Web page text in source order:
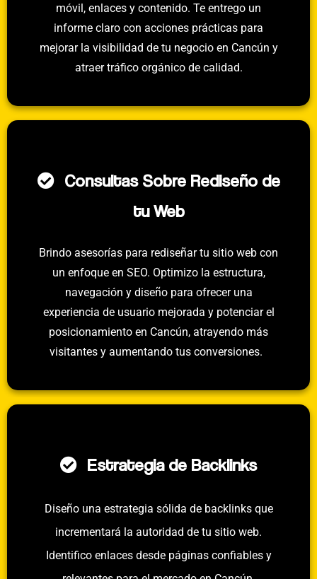
móvil, enlaces y contenido. Te entrego un
informe claro con acciones prácticas para
mejorar la visibilidad de tu negocio en Cancún y
atraer tráfico orgánico de calidad.
Consultas Sobre Rediseño de
tu Web
Brindo asesorías para rediseñar tu sitio web con
un enfoque en SEO. Optimizo la estructura,
navegación y diseño para ofrecer una
experiencia de usuario mejorada y potenciar el
posicionamiento en Cancún, atrayendo más
visitantes y aumentando tus conversiones.
Estrategia de Backlinks
Diseño una estrategia sólida de backlinks que
incrementará la autoridad de tu sitio web.
Identifico enlaces desde páginas confiables y